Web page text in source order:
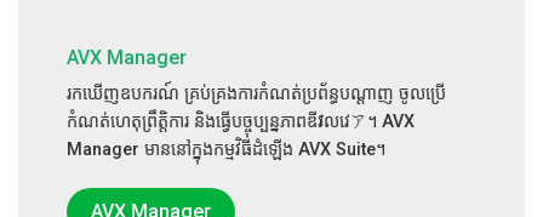
AVX Manager
រកឃើញឧបករណ៍ ​គ្រប់គ្រងការកំណត់ប្រព័ន្ធបណ្តាញ ចូលប្រើ
កំណត់ហេតុព្រឹត្តិការ និងធ្វើបច្ចុប្បន្នភាពឌីវাលវេア។ AVX
Manager មាននៅក្នុងកម្មវិធីដំឡើង AVX Suite។
AVX Manager